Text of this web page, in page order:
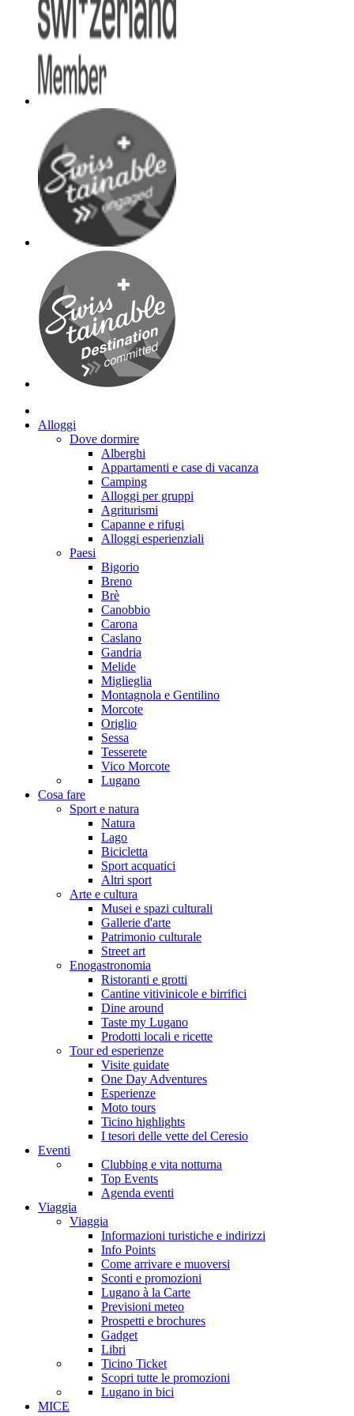
Alloggi
Dove dormire
Alberghi
Appartamenti e case di vacanza
Camping
Alloggi per gruppi
Agriturismi
Capanne e rifugi
Alloggi esperienziali
Paesi
Bigorio
Breno
Brè
Canobbio
Carona
Caslano
Gandria
Melide
Miglieglia
Montagnola e Gentilino
Morcote
Origlio
Sessa
Tesserete
Vico Morcote
Lugano
Cosa fare
Sport e natura
Natura
Lago
Bicicletta
Sport acquatici
Altri sport
Arte e cultura
Musei e spazi culturali
Gallerie d'arte
Patrimonio culturale
Street art
Enogastronomia
Ristoranti e grotti
Cantine vitivinicole e birrifici
Dine around
Taste my Lugano
Prodotti locali e ricette
Tour ed esperienze
Visite guidate
One Day Adventures
Esperienze
Moto tours
Ticino highlights
I tesori delle vette del Ceresio
Eventi
Clubbing e vita notturna
Top Events
Agenda eventi
Viaggia
Viaggia
Informazioni turistiche e indirizzi
Info Points
Come arrivare e muoversi
Sconti e promozioni
Lugano à la Carte
Previsioni meteo
Prospetti e brochures
Gadget
Libri
Ticino Ticket
Scopri tutte le promozioni
Lugano in bici
MICE